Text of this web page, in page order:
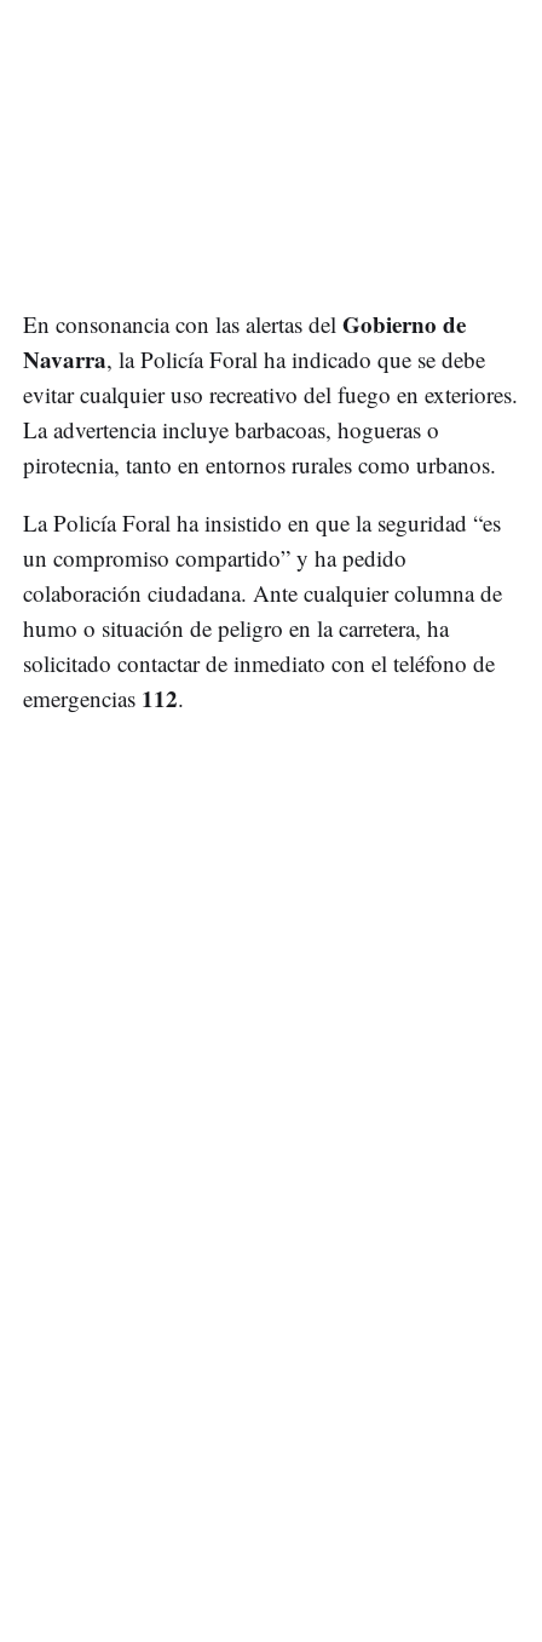
En consonancia con las alertas del Gobierno de
Navarra, la Policía Foral ha indicado que se debe
evitar cualquier uso recreativo del fuego en exteriores.
La advertencia incluye barbacoas, hogueras o
pirotecnia, tanto en entornos rurales como urbanos.
La Policía Foral ha insistido en que la seguridad “es
un compromiso compartido” y ha pedido
colaboración ciudadana. Ante cualquier columna de
humo o situación de peligro en la carretera, ha
solicitado contactar de inmediato con el teléfono de
emergencias 112.